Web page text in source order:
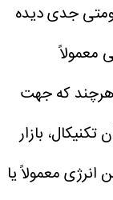
جدی دیده
معمولاً
که جهت
تکنیکال، بازار
معمولاً یا